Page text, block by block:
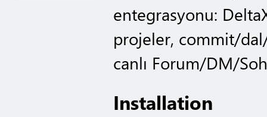
entegrasyonu:
projeler, commit/
canlı Forum/DM/
Installation